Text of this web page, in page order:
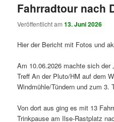
Fahrradtour nach
Veröffentlicht am13. Juni 2026
Hier der Bericht mit Fotos und
Am 10.06.2026 machte sich der
Treff An der Pluto/HM auf dem
Windmühle/Tündern und zum 3.
Von dort aus ging es mit 13
Trinkpause am Ilse-Rastplatz